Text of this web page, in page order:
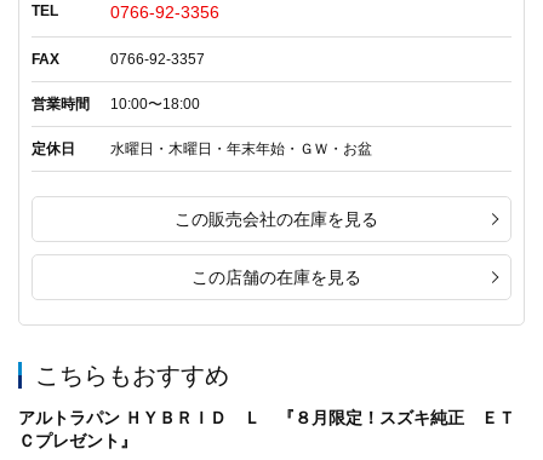
TEL 0766-92-3356
FAX 0766-92-3357
営業時間 10:00〜18:00
定休日 水曜日・木曜日・年末年始・ＧＷ・お盆
この販売会社の在庫を見る
この店舗の在庫を見る
こちらもおすすめ
アルトラパン ＨＹＢＲＩＤ Ｌ 『８月限定！スズキ純正 ＥＴ
Ｃプレゼント』